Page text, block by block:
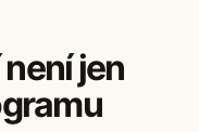
jen